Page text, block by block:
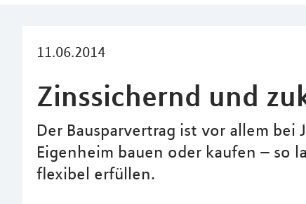
11.06.2014
Zinssichernd und
Der Bausparvertrag ist vor allem
Eigenheim bauen oder kaufen – so
flexibel erfüllen.